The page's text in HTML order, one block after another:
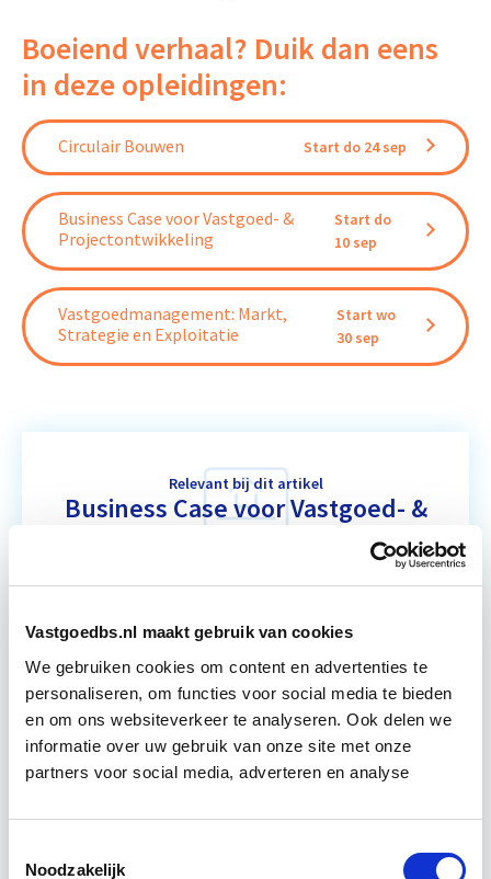
Vastgoedbs.nl maakt gebruik van cookies
We gebruiken cookies om content en advertenties te
personaliseren, om functies voor social media te bieden
en om ons websiteverkeer te analyseren. Ook delen we
informatie over uw gebruik van onze site met onze
partners voor social media, adverteren en analyse
Noodzakelijk
Boeiend verhaal? Duik dan eens
in deze opleidingen:
Circulair Bouwen Start do 24 sep
Business Case voor Vastgoed- &
Projectontwikkeling
Start do
10 sep
Vastgoedmanagement: Markt,
Strategie en Exploitatie
Start wo
30 sep
Relevant bij dit artikel
Business Case voor Vastgoed- &
vastgoedprojecten te realiseren en/of te
verbeteren. De belangrijkste trends in vastgoed
komen voorbij, waarbij de…
Lees verder
Utrecht en/of online
15 Lesdagen lesdag(en)
4 - 8 uur per week